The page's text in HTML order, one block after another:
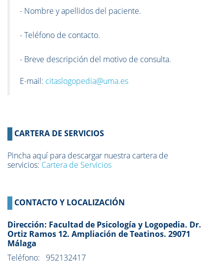
- Nombre y apellidos del paciente.
- Teléfono de contacto.
- Breve descripción del motivo de consulta.
E-mail: citaslogopedia@uma.es
CARTERA DE SERVICIOS
Pincha aquí para descargar nuestra cartera de
servicios: Cartera de Servicios
CONTACTO Y LOCALIZACIÓN
Dirección: Facultad de Psicología y Logopedia. Dr.
Ortiz Ramos 12. Ampliación de Teatinos. 29071
Málaga
Teléfono: 952132417